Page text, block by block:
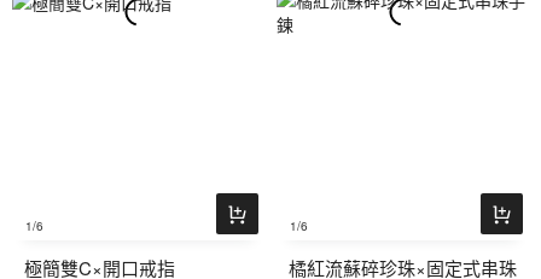
1/6
極簡雙C×開口戒指
1/6
橘紅流蘇碎珍珠×固定式串珠